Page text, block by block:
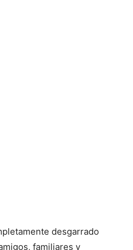
desgarrado
familiares y